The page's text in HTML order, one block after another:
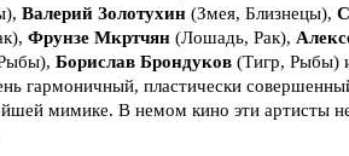
Валерий Золотухин (Змея, Близнецы),
Фрунзе Мкртчян (Лошадь, Рак),
Борислав Брондуков (Тигр, Рыбы)
гармоничный, пластически
мимике. В немом кино эти артисты